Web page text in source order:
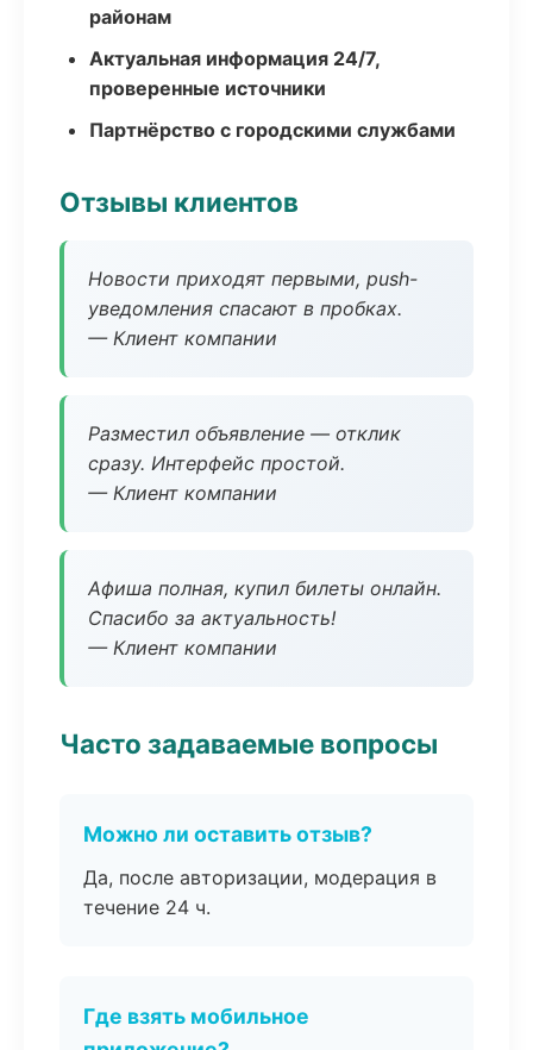
районам
Актуальная информация 24/7,
проверенные источники
Партнёрство с городскими службами
Отзывы клиентов
Новости приходят первыми, push-
уведомления спасают в пробках.
— Клиент компании
Разместил объявление — отклик
сразу. Интерфейс простой.
— Клиент компании
Афиша полная, купил билеты онлайн.
Спасибо за актуальность!
— Клиент компании
Часто задаваемые вопросы
Можно ли оставить отзыв?
Да, после авторизации, модерация в
течение 24 ч.
Где взять мобильное